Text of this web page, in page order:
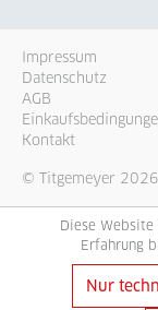
Impressum
Datenschutz
AGB
Kontakt
© Titgemeyer 2026
Diese
Erfahrung
Nur